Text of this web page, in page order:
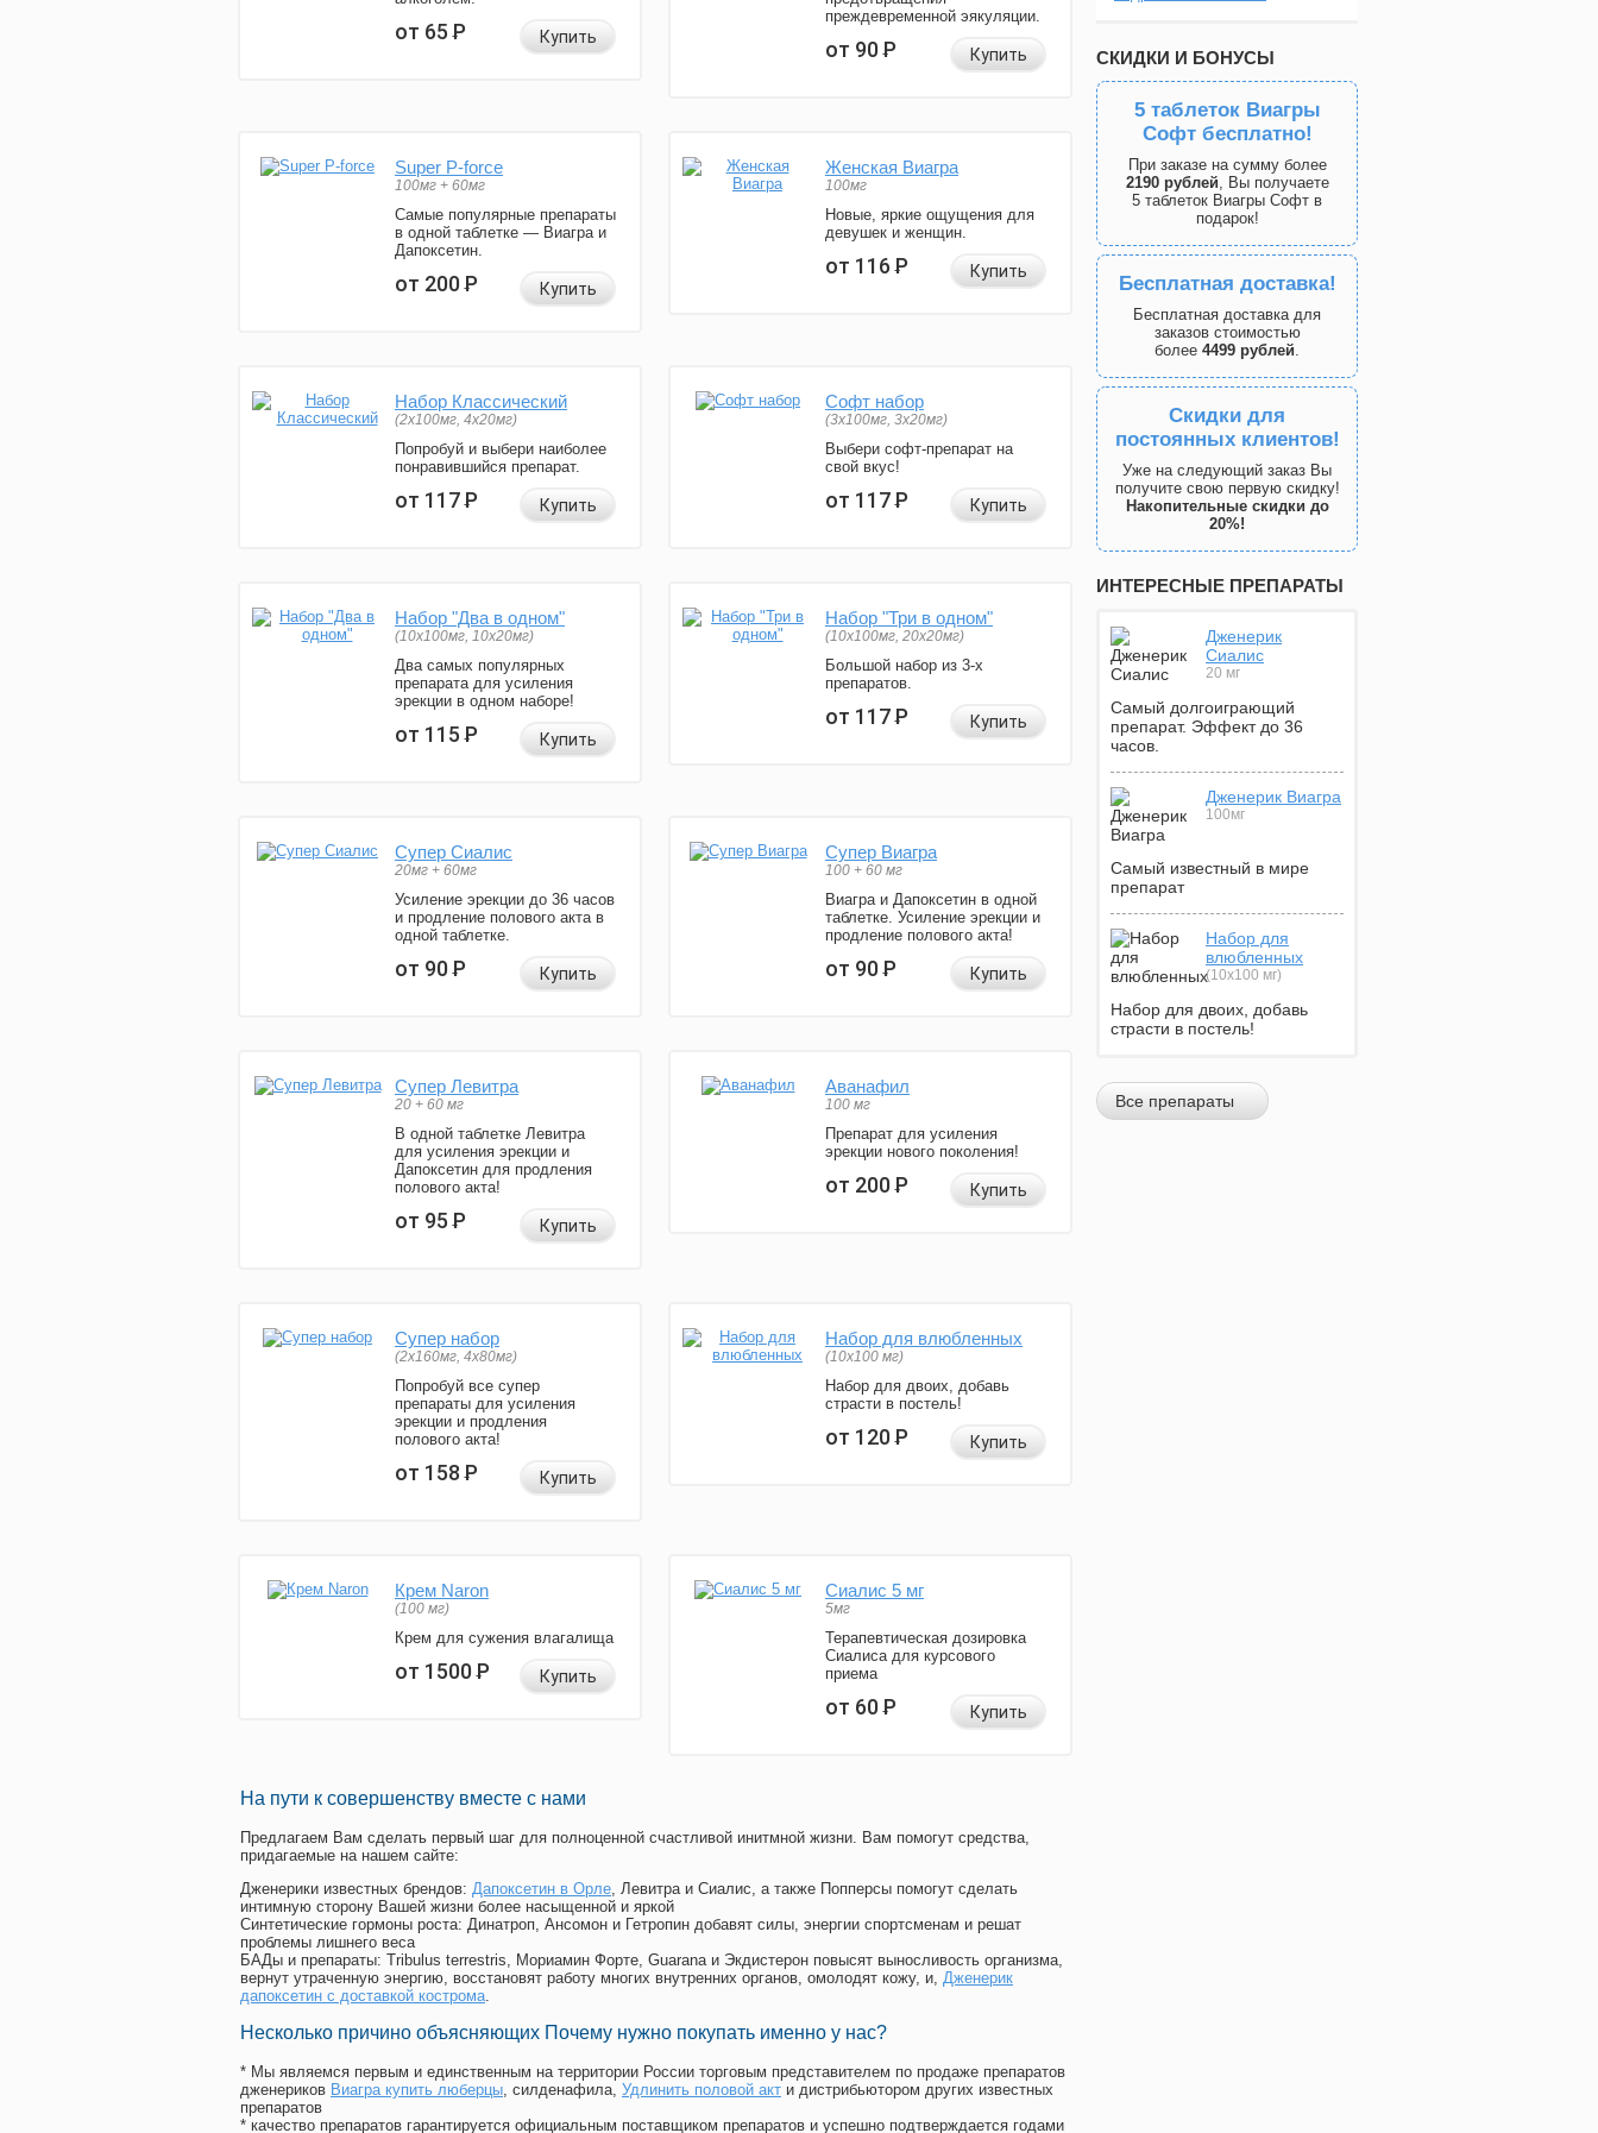
от 65Р Купить
преждевременной эякуляции.
от 90Р Купить
Super P-force
100мг + 60мг
Самые популярные препараты
в одной таблетке — Виагра и
Дапоксетин.
от 200Р Купить
Женская Виагра
100мг
Новые, яркие ощущения для
девушек и женщин.
от 116Р Купить
Набор Классический
(2x100мг, 4x20мг)
Попробуй и выбери наиболее
понравившийся препарат.
от 117Р Купить
Софт набор
(3x100мг, 3x20мг)
Выбери софт-препарат на
свой вкус!
от 117Р Купить
Набор "Два в одном"
(10x100мг, 10x20мг)
Два самых популярных
препарата для усиления
эрекции в одном наборе!
от 115Р Купить
Набор "Три в одном"
(10x100мг, 20x20мг)
Большой набор из 3-х
препаратов.
от 117Р Купить
Супер Сиалис
20мг + 60мг
Усиление эрекции до 36 часов
и продление полового акта в
одной таблетке.
от 90Р Купить
Супер Виагра
100 + 60 мг
Виагра и Дапоксетин в одной
таблетке. Усиление эрекции и
продление полового акта!
от 90Р Купить
Супер Левитра
20 + 60 мг
В одной таблетке Левитра
для усиления эрекции и
Дапоксетин для продления
полового акта!
от 95Р Купить
Аванафил
100 мг
Препарат для усиления
эрекции нового поколения!
от 200Р Купить
Супер набор
(2х160мг, 4х80мг)
Попробуй все супер
препараты для усиления
эрекции и продления
полового акта!
от 158Р Купить
Набор для влюбленных
(10х100 мг)
Набор для двоих, добавь
страсти в постель!
от 120Р Купить
Крем Naron
(100 мг)
Крем для сужения влагалища
от 1500Р Купить
Сиалис 5 мг
5мг
Терапевтическая дозировка
Сиалиса для курсового
приема
от 60Р Купить
На пути к совершенству вместе с нами
Предлагаем Вам сделать первый шаг для полноценной счастливой инитмной жизни. Вам помогут средства,
придагаемые на нашем сайте:
Дженерики известных брендов: Дапоксетин в Орле, Левитра и Сиалис, а также Попперсы помогут сделать
интимную сторону Вашей жизни более насыщенной и яркой
Синтетические гормоны роста: Динатроп, Ансомон и Гетропин добавят силы, энергии спортсменам и решат
проблемы лишнего веса
БАДы и препараты: Tribulus terrestris, Мориамин Форте, Guarana и Экдистерон повысят выносливость организма,
вернут утраченную энергию, восстановят работу многих внутренних органов, омолодят кожу, и, Дженерик
дапоксетин с доставкой кострома.
Несколько причино объясняющих Почему нужно покупать именно у нас?
* Мы являемся первым и единственным на территории России торговым представителем по продаже препаратов
дженериков Виагра купить люберцы, силденафила, Удлинить половой акт и дистрибьютором других известных
препаратов
* качество препаратов гарантируется официальным поставщиком препаратов и успешно подтверждается годами
СКИДКИ И БОНУСЫ
5 таблеток Виагры
Софт бесплатно!
При заказе на сумму более
2190 рублей, Вы получаете
5 таблеток Виагры Софт в
подарок!
Бесплатная доставка!
Бесплатная доставка для
заказов стоимостью
более 4499 рублей.
Скидки для
постоянных клиентов!
Уже на следующий заказ Вы
получите свою первую скидку!
Накопительные скидки до
20%!
ИНТЕРЕСНЫЕ ПРЕПАРАТЫ
Дженерик
Сиалис
20 мг
Самый долгоиграющий
препарат. Эффект до 36
часов.
Дженерик Виагра
100мг
Самый известный в мире
препарат
Набор для
влюбленных
(10х100 мг)
Набор для двоих, добавь
страсти в постель!
Все препараты